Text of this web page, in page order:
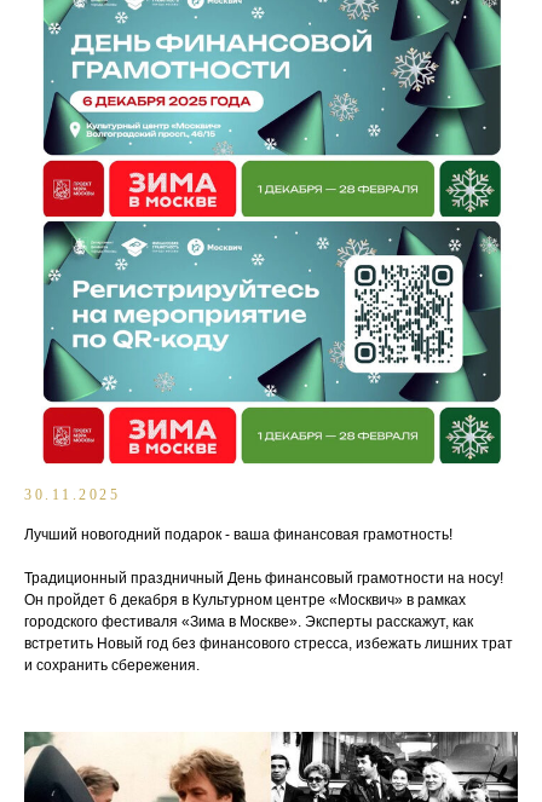
30.11.2025
Лучший новогодний подарок - ваша финансовая грамотность!
Традиционный праздничный День финансовый грамотности на носу!
Он пройдет 6 декабря в Культурном центре «Москвич» в рамках
городского фестиваля «Зима в Москве». Эксперты расскажут, как
встретить Новый год без финансового стресса, избежать лишних трат
и сохранить сбережения.